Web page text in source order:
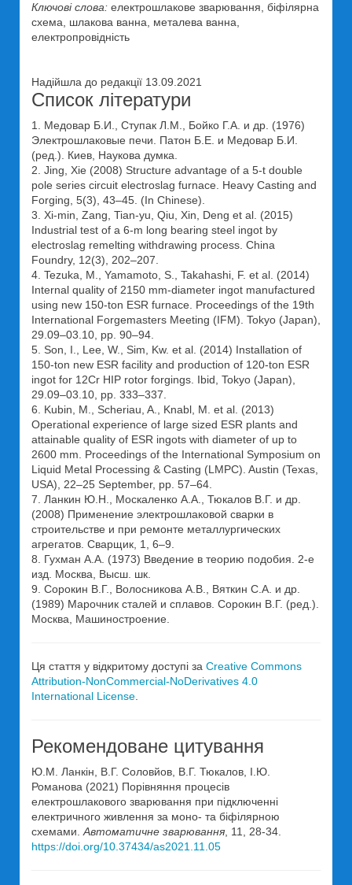
Ключові слова: електрошлакове зварювання, біфілярна
схема, шлакова ванна, металева ванна,
електропровідність
Надійшла до редакції 13.09.2021
Список літератури
1. Медовар Б.И., Ступак Л.М., Бойко Г.А. и др. (1976)
Электрошлаковые печи. Патон Б.Е. и Медовар Б.И.
(ред.). Киев, Наукова думка.
2. Jing, Xie (2008) Structure advantage of a 5-t double
pole series circuit electroslag furnace. Heavy Casting and
Forging, 5(3), 43–45. (In Chinese).
3. Xi-min, Zang, Tian-yu, Qiu, Xin, Deng et al. (2015)
Industrial test of a 6-m long bearing steel ingot by
electroslag remelting withdrawing process. China
Foundry, 12(3), 202–207.
4. Tezuka, M., Yamamoto, S., Takahashi, F. et al. (2014)
Internal quality of 2150 mm-diameter ingot manufactured
using new 150-ton ESR furnace. Proceedings of the 19th
International Forgemasters Meeting (IFM). Tokyo (Japan),
29.09–03.10, pp. 90–94.
5. Son, I., Lee, W., Sim, Kw. et al. (2014) Installation of
150-ton new ESR facility and production of 120-ton ESR
ingot for 12Cr HIP rotor forgings. Ibid, Tokyo (Japan),
29.09–03.10, pp. 333–337.
6. Kubin, M., Scheriau, A., Knabl, M. et al. (2013)
Operational experience of large sized ESR plants and
attainable quality of ESR ingots with diameter of up to
2600 mm. Proceedings of the International Symposium on
Liquid Metal Processing & Casting (LMPC). Austin (Texas,
USA), 22–25 September, pp. 57–64.
7. Ланкин Ю.Н., Москаленко А.А., Тюкалов В.Г. и др.
(2008) Применение электрошлаковой сварки в
строительстве и при ремонте металлургических
агрегатов. Сварщик, 1, 6–9.
8. Гухман А.А. (1973) Введение в теорию подобия. 2-е
изд. Москва, Высш. шк.
9. Сорокин В.Г., Волосникова А.В., Вяткин С.А. и др.
(1989) Марочник сталей и сплавов. Сорокин В.Г. (ред.).
Москва, Машиностроение.
Ця стаття у відкритому доступі за Creative Commons
Attribution-NonCommercial-NoDerivatives 4.0
International License.
Рекомендоване цитування
Ю.М. Ланкін, В.Г. Соловйов, В.Г. Тюкалов, І.Ю.
Романова (2021) Порівняння процесів
електрошлакового зварювання при підключенні
електричного живлення за моно- та біфілярною
схемами.Автоматичне зварювання, 11, 28-34.
https://doi.org/10.37434/as2021.11.05